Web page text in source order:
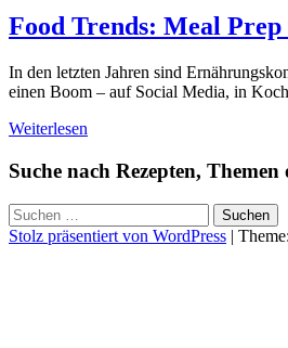
Food Trends: Meal
In den letzten Jahren sind
einen Boom – auf Social Media, in
Weiterlesen
Suche nach Rezepten,
Suchen
nach:
Stolz präsentiert von WordPress |